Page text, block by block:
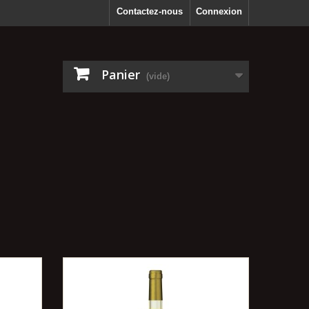
Connexion
Contactez-nous
Panier (vide)